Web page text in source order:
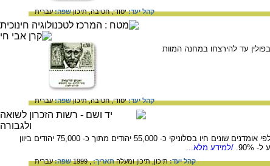
קהל יעד:יסודי,חטיבה,תיכוןשפה:עברית
עד להירצחו במחנה המוות
קהל יעד:יסודי,חטיבה,תיכוןשפה:עברית
מאמר העוסק בשואת יהודי יוון. שואת יהודי יוון מתקשרת בתודעה ובזיכרון היהודי עם הטרגדיה של יהודי סלוניקי. לפי אומדנים שונים חיו בסלוניקי כ- 55,000 יהודים מתוך כ- 75,000 יהודים ביוון
/למידע מלא...
קהל יעד:תיכון,תיכון ומעלהתאריך:, 1999 שפה:עברית